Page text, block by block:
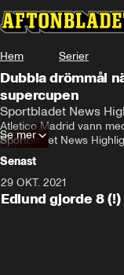
Hem Serier
Dubbla drömmål
supercupen
Sportbladet News
Atletico Madrid vann
Sportbladet News
Se mer
Senast
29 OKT. 2021
Edlund gjorde 8